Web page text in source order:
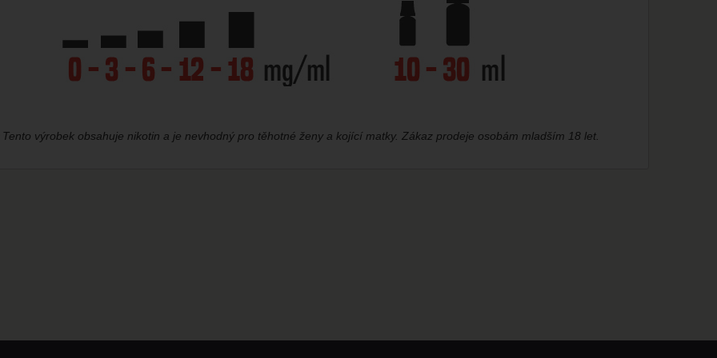
Tento výrobek obsahuje nikotin a je nevhodný pro těhotné ženy a kojící matky. Zákaz prodeje osobám mladším 18 let.